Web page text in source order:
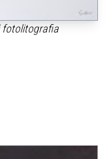
fotolitografia